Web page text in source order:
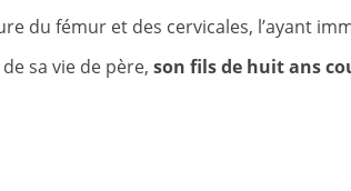
du fémur et des cervicales, l’ayant
sa vie de père, son fils de huit ans